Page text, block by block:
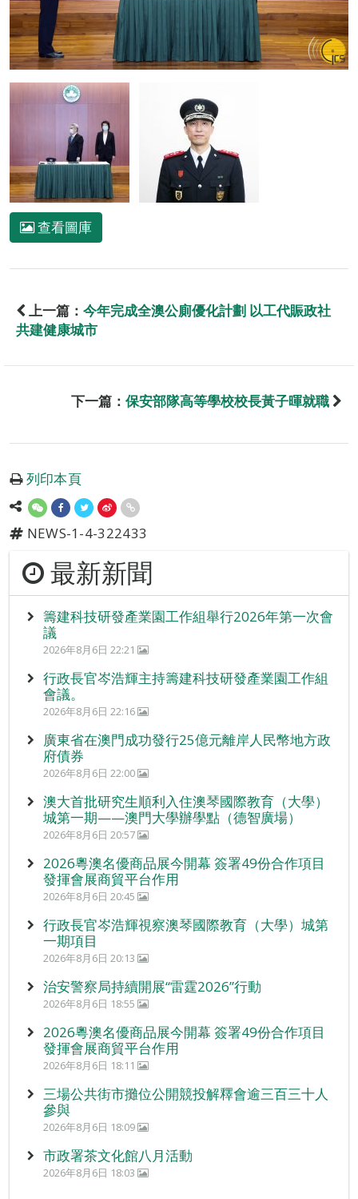
查看圖庫
上一篇： 今年完成全澳公廁優化計劃 以工代賑政社
共建健康城市
下一篇： 保安部隊高等學校校長黃子暉就職
列印本頁
NEWS-1-4-322433
最新新聞
籌建科技研發產業園工作組舉行2026年第一次會
議
2026年8月6日 22:21
行政長官岑浩輝主持籌建科技研發產業園工作組
會議。
2026年8月6日 22:16
廣東省在澳門成功發行25億元離岸人民幣地方政
府債券
2026年8月6日 22:00
澳大首批研究生順利入住澳琴國際教育（大學）
城第一期——澳門大學辦學點（德智廣場）
2026年8月6日 20:57
2026粵澳名優商品展今開幕 簽署49份合作項目
發揮會展商貿平台作用
2026年8月6日 20:45
行政長官岑浩輝視察澳琴國際教育（大學）城第
一期項目
2026年8月6日 20:13
治安警察局持續開展“雷霆2026”行動
2026年8月6日 18:55
2026粵澳名優商品展今開幕 簽署49份合作項目
發揮會展商貿平台作用
2026年8月6日 18:11
三場公共街市攤位公開競投解釋會逾三百三十人
參與
2026年8月6日 18:09
市政署茶文化館八月活動
2026年8月6日 18:03